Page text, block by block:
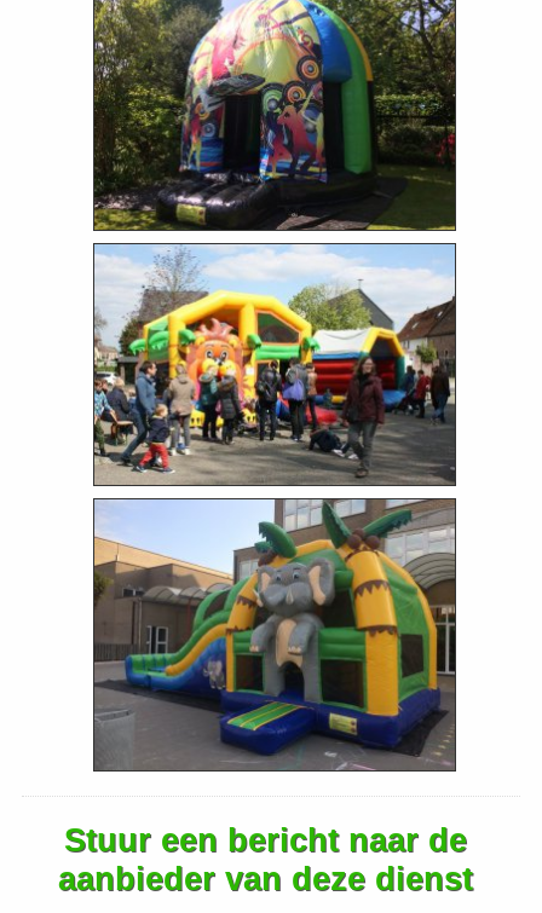
Stuur een bericht naar de
aanbieder van deze dienst